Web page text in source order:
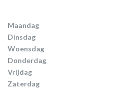
Maandag
Dinsdag
Woensdag
Donderdag
Vrijdag
Zaterdag